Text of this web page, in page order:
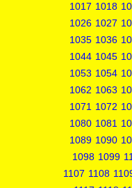
1017 1018
1026 1027
1035 1036
1044 1045
1053 1054
1062 1063
1071 1072
1080 1081
1089 1090
1098 1099
1107 1108